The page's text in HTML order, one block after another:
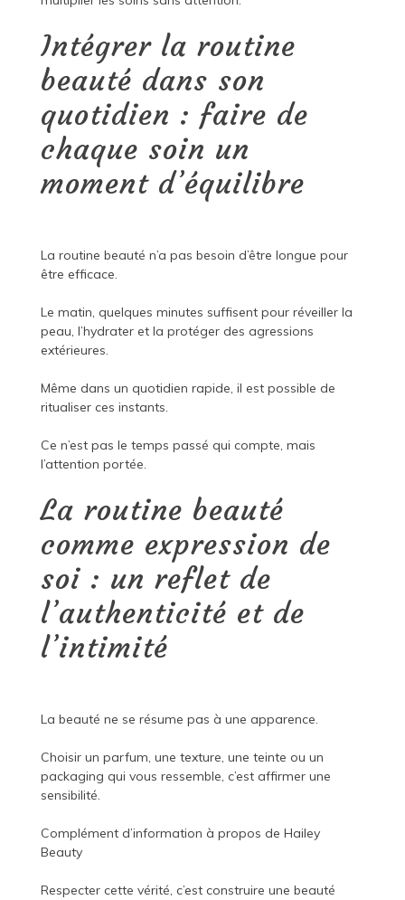
Intégrer la routine
beauté dans son
quotidien : faire de
chaque soin un
moment d’équilibre
La routine beauté n’a pas besoin d’être longue pour
être efficace.
Le matin, quelques minutes suffisent pour réveiller la
peau, l’hydrater et la protéger des agressions
extérieures.
Même dans un quotidien rapide, il est possible de
ritualiser ces instants.
Ce n’est pas le temps passé qui compte, mais
l’attention portée.
La routine beauté
comme expression de
soi : un reflet de
l’authenticité et de
l’intimité
La beauté ne se résume pas à une apparence.
Choisir un parfum, une texture, une teinte ou un
packaging qui vous ressemble, c’est affirmer une
sensibilité.
Complément d’information à propos de Hailey
Beauty
Respecter cette vérité, c’est construire une beauté